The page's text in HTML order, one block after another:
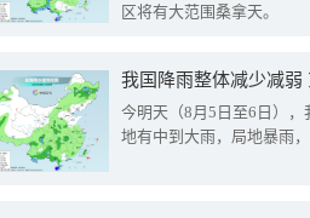
区将有大范围桑拿天。
我国降雨整体减少减弱
今明天（8月5日至6日）
地有中到大雨，局地暴雨